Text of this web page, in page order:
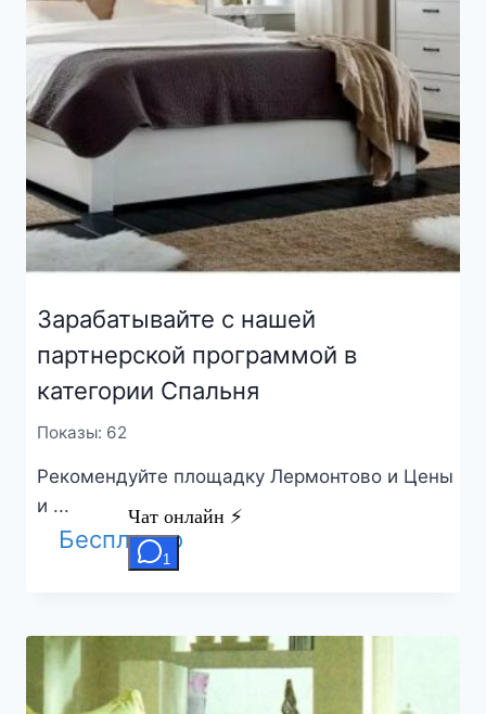
Зарабатывайте с нашей
партнерской программой в
категории Спальня
Показы: 62
Рекомендуйте площадку Лермонтово и Цены
и ...
Бесплатно